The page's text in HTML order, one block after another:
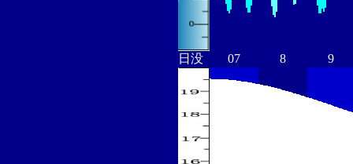
日没 07 8 9